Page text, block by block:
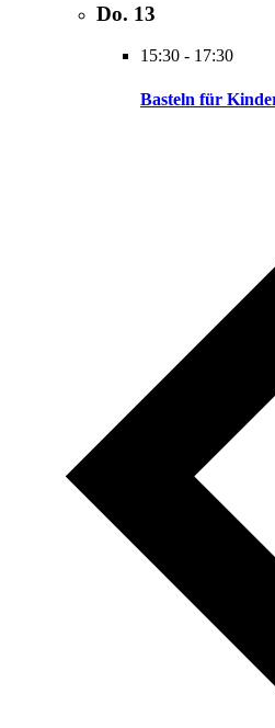
Do. 13
15:30 - 17:30
Basteln für